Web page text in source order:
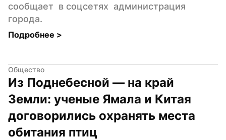
сообщает  в соцсетях  администрация
города.
Подробнее >
Общество
Из Поднебесной — на край
Земли: ученые Ямала и Китая
договорились охранять места
обитания птиц